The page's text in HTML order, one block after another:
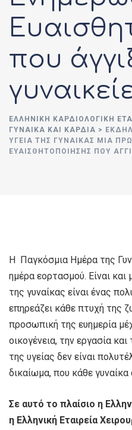
που
ΕΛΛΗΝΙΚΉ ΚΑΡΔΙΟΛΟΓΙΚΉ
ΓΥΝΑΊΚΑ ΚΑΙ ΚΑΡΔΙΆ >
ΥΓΕΙΑ ΤΗΣ ΓΥΝΑΙΚΑΣ ΜΙΑ
ΕΥΑΙΣΘΗΤΟΠΟΊΗΣΗΣ ΠΟΥ
Η Παγκόσμια Ημέρα της
ημέρα εορτασμού. Είναι και
της γυναίκας είναι ένας
επηρεάζει κάθε πτυχή της
προσωπική της ευημερία
οικογένεια, την εργασία
της υγείας δεν είναι
δικαίωμα, που κάθε γυναίκα
Σε αυτό το πλαίσιο η
η Ελληνική Εταιρεία